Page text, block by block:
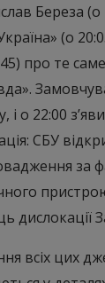
Береза (о
(о
про те
і о 22:00
СБУ
за
дислокації
всіх цих